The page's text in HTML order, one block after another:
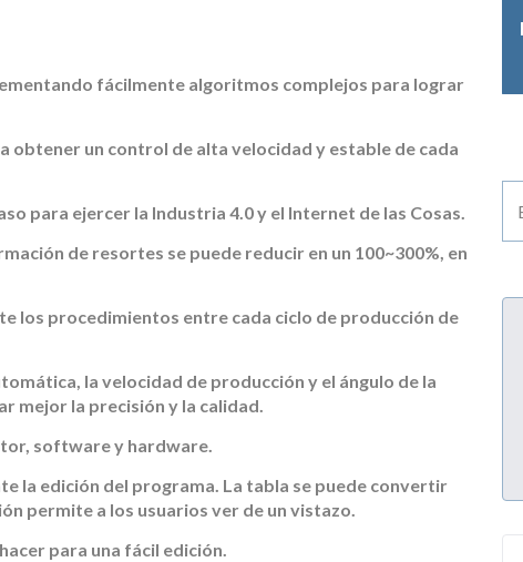
fácilmente algoritmos complejos para lograr
obtener un control de alta velocidad y estable de cada
para ejercer la Industria 4.0 y el Internet de las Cosas.
de resortes se puede reducir en un 100~300%, en
los procedimientos entre cada ciclo de producción de
la velocidad de producción y el ángulo de la
mejor la precisión y la calidad.
software y hardware.
la edición del programa. La tabla se puede convertir
permite a los usuarios ver de un vistazo.
para una fácil edición.